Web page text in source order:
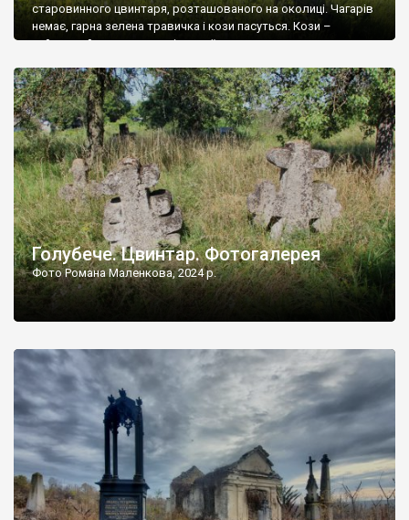
старовинного цвинтаря, розташованого на околиці. Чагарів
немає, гарна зелена травичка і кози пасуться. Кози –
найкращий регулятор шкідливої, для старих кладовищ,
бруньками, кози ті бруньки обгризають, бо то улюблений
делікатес. На цвинтарі у Голубечому ціла колекція
різноманітних форм хрестів. Село відносно невелике, […]
Голубече. Цвинтар. Фотогалерея
Фото Романа Маленкова, 2024 р.